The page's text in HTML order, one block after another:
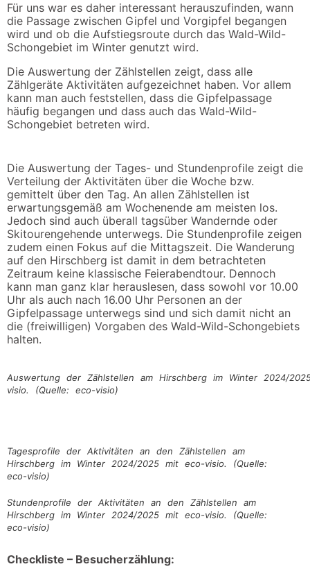
Für uns war es daher interessant herauszufinden, wann
die Passage zwischen Gipfel und Vorgipfel begangen
wird und ob die Aufstiegsroute durch das Wald-Wild-
Schongebiet im Winter genutzt wird.
Die Auswertung der Zählstellen zeigt, dass alle
Zählgeräte Aktivitäten aufgezeichnet haben. Vor allem
kann man auch feststellen, dass die Gipfelpassage
häufig begangen und dass auch das Wald-Wild-
Schongebiet betreten wird.
Die Auswertung der Tages- und Stundenprofile zeigt die
Verteilung der Aktivitäten über die Woche bzw.
gemittelt über den Tag. An allen Zählstellen ist
erwartungsgemäß am Wochenende am meisten los.
Jedoch sind auch überall tagsüber Wandernde oder
Skitourengehende unterwegs. Die Stundenprofile zeigen
zudem einen Fokus auf die Mittagszeit. Die Wanderung
auf den Hirschberg ist damit in dem betrachteten
Zeitraum keine klassische Feierabendtour. Dennoch
kann man ganz klar herauslesen, dass sowohl vor 10.00
Uhr als auch nach 16.00 Uhr Personen an der
Gipfelpassage unterwegs sind und sich damit nicht an
die (freiwilligen) Vorgaben des Wald-Wild-Schongebiets
halten.
Auswertung der Zählstellen am Hirschberg im Winter 2024/
visio. (Quelle: eco-visio)
Tagesprofile der Aktivitäten an den Zählstellen am
Hirschberg im Winter 2024/2025 mit eco-visio. (Quelle:
eco-visio)
Stundenprofile der Aktivitäten an den Zählstellen am
Hirschberg im Winter 2024/2025 mit eco-visio. (Quelle:
eco-visio)
Checkliste – Besucherzählung: